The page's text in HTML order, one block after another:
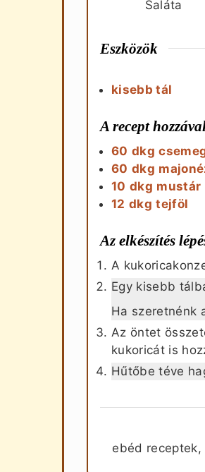
Saláta
Eszközök
kisebb tál
A recept
60 dkg
60 dkg
10 dkg mustár
12 dkg tejföl
Az elkészítés
A
Egy kisebb
Ha szeretnénk
Az öntet
kukoricát is
Hűtőbe téve
ebéd